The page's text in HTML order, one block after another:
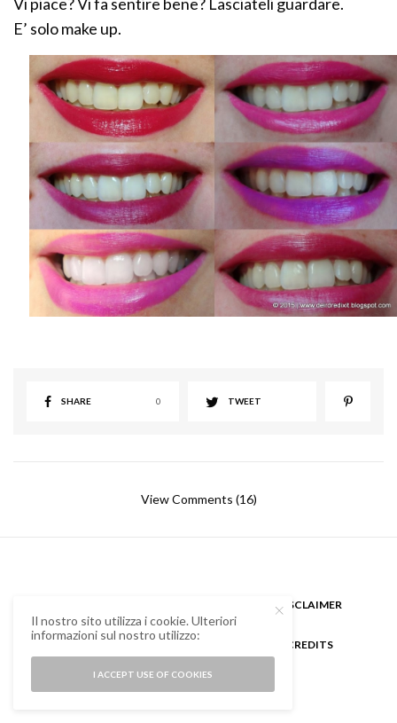
E’ solo make up.
SHARE 0 TWEET
View Comments (16)
DISCLAIMER
CREDITS
Il nostro sito utilizza i cookie. Ulteriori
informazioni sul nostro utilizzo:
I ACCEPT USE OF COOKIES